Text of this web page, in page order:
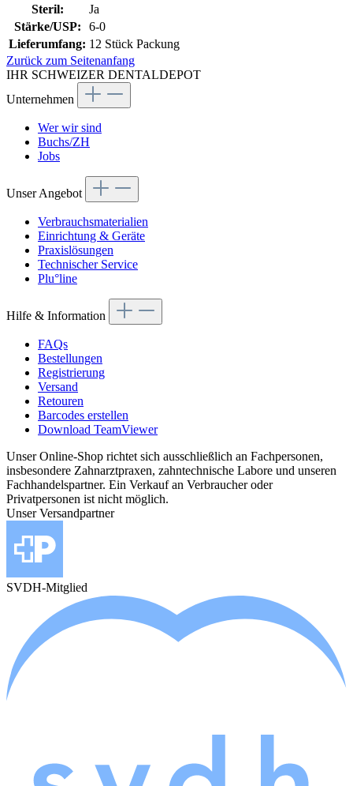
Steril:
Ja
Stärke/USP:
6-0
Lieferumfang: 12 Stück Packung
Zurück zum Seitenanfang
IHR SCHWEIZER DENTALDEPOT
Unternehmen
Wer wir sind
Buchs/ZH
Jobs
Unser Angebot
Verbrauchsmaterialien
Einrichtung & Geräte
Praxislösungen
Technischer Service
Plu°line
Hilfe & Information
FAQs
Bestellungen
Registrierung
Versand
Retouren
Barcodes erstellen
Download TeamViewer
Unser Online-Shop richtet sich ausschließlich an Fachpersonen,
insbesondere Zahnarztpraxen, zahntechnische Labore und unseren
Fachhandelspartner. Ein Verkauf an Verbraucher oder
Privatpersonen ist nicht möglich.
Unser Versandpartner
SVDH-Mitglied